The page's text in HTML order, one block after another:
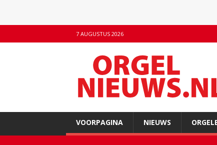
7 AUGUSTUS 2026
VOORPAGINA NIEUWS